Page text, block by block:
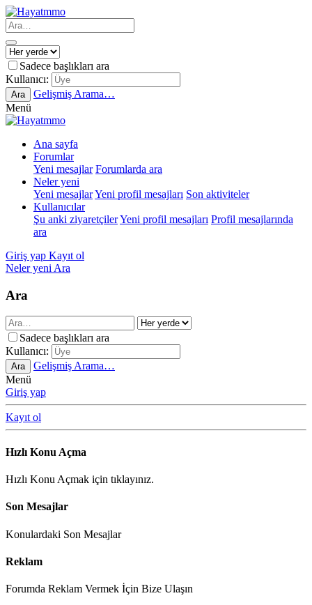
Sadece başlıkları ara
Kullanıcı:
Ara
Gelişmiş Arama…
Menü
Ana sayfa
Forumlar
Yeni mesajlar Forumlarda ara
Neler yeni
Yeni mesajlarYeni profil mesajları Son aktiviteler
Kullanıcılar
Şu anki ziyaretçilerYeni profil mesajları Profil mesajlarında
ara
Giriş yap Kayıt ol
Neler yeni Ara
Ara
Sadece başlıkları ara
Kullanıcı:
Ara
Gelişmiş Arama…
Menü
Giriş yap
Kayıt ol
Hızlı Konu Açma
Hızlı Konu Açmak için tıklayınız.
Son Mesajlar
Konulardaki Son Mesajlar
Reklam
Forumda Reklam Vermek İçin Bize Ulaşın